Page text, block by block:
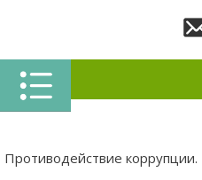
Противодействие